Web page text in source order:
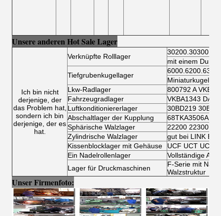
Unsere anderen Hot Sale Lager
Ich bin nicht
derjenige, der
das Problem hat,
sondern ich bin
derjenige, der es
hat.
Verknüpfte Rolllager
mit einem
Tiefgrubenkugellager
Lkw-Radlager
800792 A VKBA
Fahrzeugradlager
VKBA1343
Luftkonditioniererlager
30BD219
Abschaltlager der Kupplung
68TKA3506AR
Sphärische Walzlager
22200 22300
Zylindrische Walzlager
gut bei LINK
Kissenblocklager mit Gehäuse
UCF UCT UCFL
Ein Nadelrollenlager
Vollständige
Lager für Druckmaschinen
F-Serie mit
Walzstruktur
Unser Firmenfoto: